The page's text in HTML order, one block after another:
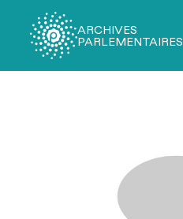
ARCHIVES
PARLEMENTAIRES